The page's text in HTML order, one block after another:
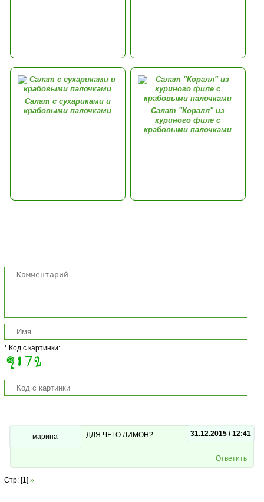
Салат с сухариками и
крабовыми палочками
Салат "Коралл" из
куриного филе с
крабовыми палочками
* Код с картинки:
31.12.2015 / 12:41
марина ДЛЯ ЧЕГО ЛИМОН?
Ответить
Стр: [1] »